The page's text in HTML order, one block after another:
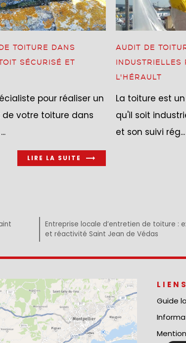
TOITURE DANS
SÉCURISÉ ET
pour réaliser un
votre toiture dans
LIRE LA SUITE
AUDIT DE
L'HÉRAULT
La toiture est
qu'il soit
et son suivi rég...
Entreprise locale d’entretien de toiture :
et réactivité Saint Jean de Védas
Guide